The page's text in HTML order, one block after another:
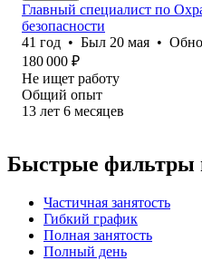
Главный специалист по
безопасности
41 год • Был 20 мая •
180 000 ₽
Не ищет работу
Общий опыт
13 лет 6 месяцев
Быстрые фильтры
Частичная занятость
Гибкий график
Полная занятость
Полный день